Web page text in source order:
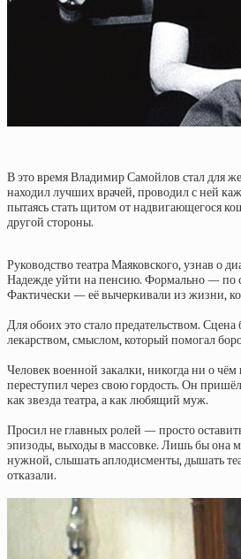
В это время Владимир Самойлов стал для
находил лучших врачей, проводил с ней
пытаясь стать щитом от надвигающегося
другой стороны.
Руководство театра Маяковского, узнав о
Надежде уйти на пенсию. Формально — по
Фактически — её вычеркивали из жизни,
Для обоих это стало предательством.
лекарством, смыслом, который помогал
Человек военной закалки, никогда ни о
переступил через свою гордость. Он
как звезда театра, а как любящий муж.
Просил не главных ролей — просто
эпизоды, выходы в массовке. Лишь бы она
нужной, слышать аплодисменты, дышать
отказали.